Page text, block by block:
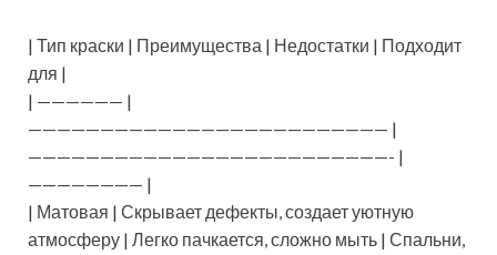
| Тип краски | Преимущества | Недостатки | Подходит
для |
| —————— |
————————————————————————— |
—————————————————————————- |
———————— |
| Матовая | Скрывает дефекты, создает уютную
атмосферу | Легко пачкается, сложно мыть | Спальни,